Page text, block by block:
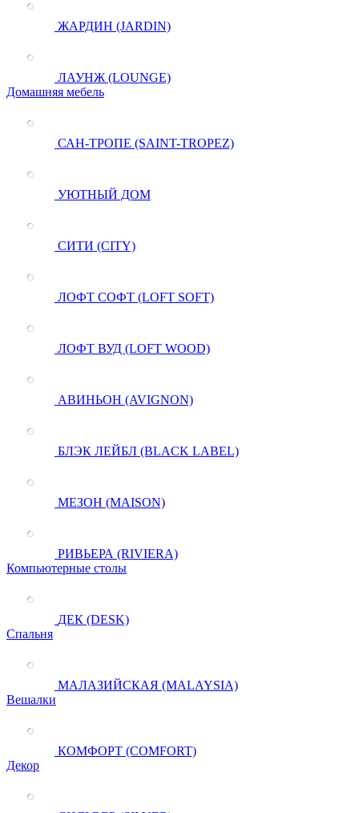
ЖАРДИН (JARDIN)
ЛАУНЖ (LOUNGE)
Домашняя мебель
САН-ТРОПЕ (SAINT-TROPEZ)
УЮТНЫЙ ДОМ
СИТИ (CITY)
ЛОФТ СОФТ (LOFT SOFT)
ЛОФТ ВУД (LOFT WOOD)
АВИНЬОН (AVIGNON)
БЛЭК ЛЕЙБЛ (BLACK LABEL)
МЕЗОН (MAISON)
РИВЬЕРА (RIVIERA)
Компьютерные столы
ДЕК (DESK)
Спальня
МАЛАЗИЙСКАЯ (MALAYSIA)
Вешалки
КОМФОРТ (COMFORT)
Декор